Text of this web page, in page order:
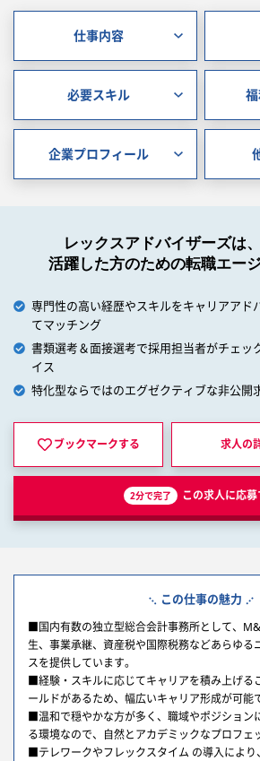
仕事内容
必要スキル
企業プロフィール
レックスアドバイザーズは
活躍した方のための転職エー
専門性の高い経歴やスキルをキャリアアド
てマッチング
書類選考＆面接選考で採用担当者がチェッ
イス
特化型ならではのエグゼクティブな非公開
ブックマークする 求人の
2分で完了 この求人に応募
この仕事の魅力
■国内有数の独立型総合会計事務所として、
生、事業承継、資産税や国際税務などあらゆる
スを提供しています。
■経験・スキルに応じてキャリアを積み上げる
ールドがあるため、幅広いキャリア形成が可能
■温和で穏やかな方が多く、職域やポジション
る環境なので、自然とアカデミックなプロフェ
■テレワークやフレックスタイム の導入により